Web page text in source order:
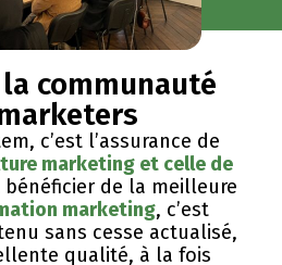
communauté
c’est l’assurance de
marketing et celle de
bénéficier de la meilleure
marketing, c’est
sans cesse actualisé,
qualité, ​à la fois